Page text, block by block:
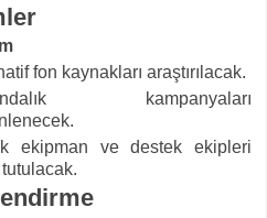
fon kaynakları araştırılacak.
kampanyaları
ekipman ve destek ekipleri
tutulacak.